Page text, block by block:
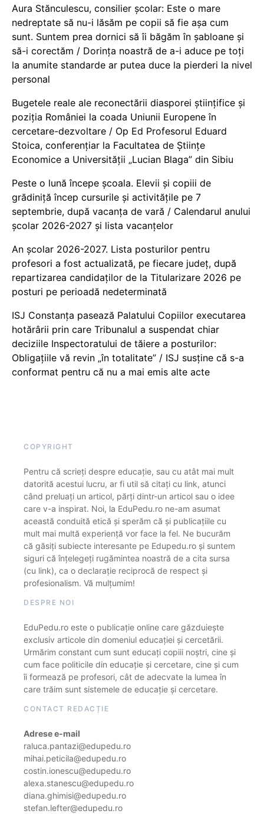
Aura Stănculescu, consilier școlar: Este o mare
nedreptate să nu-i lăsăm pe copii să fie așa cum
sunt. Suntem prea dornici să îi băgăm în șabloane și
să-i corectăm / Dorința noastră de a-i aduce pe toți
la anumite standarde ar putea duce la pierderi la nivel
personal
Bugetele reale ale reconectării diasporei științifice și
poziția României la coada Uniunii Europene în
cercetare-dezvoltare / Op Ed Profesorul Eduard
Stoica, conferențiar la Facultatea de Științe
Economice a Universității „Lucian Blaga” din Sibiu
Peste o lună începe școala. Elevii și copiii de
grădiniță încep cursurile și activitățile pe 7
septembrie, după vacanța de vară / Calendarul anului
școlar 2026-2027 și lista vacanțelor
An școlar 2026-2027. Lista posturilor pentru
profesori a fost actualizată, pe fiecare județ, după
repartizarea candidaților de la Titularizare 2026 pe
posturi pe perioadă nedeterminată
ISJ Constanța pasează Palatului Copiilor executarea
hotărârii prin care Tribunalul a suspendat chiar
deciziile Inspectoratului de tăiere a posturilor:
Obligațiile vă revin „în totalitate” / ISJ susține că s-a
conformat pentru că nu a mai emis alte acte
COPYRIGHT
Pentru că scrieți despre educație, sau cu atât mai mult
datorită acestui lucru, ar fi util să citați cu link, atunci
când preluați un articol, părți dintr-un articol sau o idee
care v-a inspirat. Noi, la EduPedu.ro ne-am asumat
această conduită etică și sperăm că și publicațiile cu
mult mai multă experiență vor face la fel. Ne bucurăm
că găsiți subiecte interesante pe Edupedu.ro și suntem
siguri că înțelegeți rugămintea noastră de a cita sursa
(cu link), ca o declarație reciprocă de respect și
profesionalism. Vă mulțumim!
DESPRE NOI
EduPedu.ro este o publicație online care găzduiește
exclusiv articole din domeniul educației și cercetării.
Urmărim constant cum sunt educați copiii noștri, cine și
cum face politicile din educație și cercetare, cine și cum
îi formează pe profesori, cât de adecvate la lumea în
care trăim sunt sistemele de educație și cercetare.
CONTACT REDACȚIE
Adrese e-mail
raluca.pantazi@edupedu.ro
mihai.peticila@edupedu.ro
costin.ionescu@edupedu.ro
alexa.stanescu@edupedu.ro
diana.ghimisi@edupedu.ro
stefan.lefter@edupedu.ro